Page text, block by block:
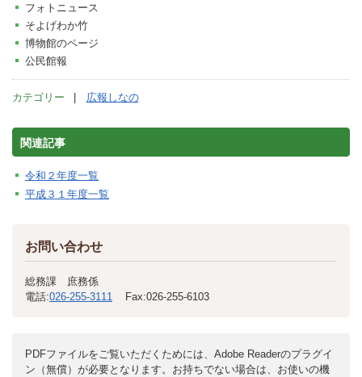
フォトニュース
そよげわか竹
博物館のページ
公民館報
カテゴリー 広報しなの
関連記事
令和２年度一覧
平成３１年度一覧
お問い合わせ
総務課 庶務係
電話:026-255-3111 Fax:026-255-6103
PDFファイルをご覧いただくためには、Adobe Readerのプラグイ
ン（無償）が必要となります。お持ちでない場合は、お使いの機